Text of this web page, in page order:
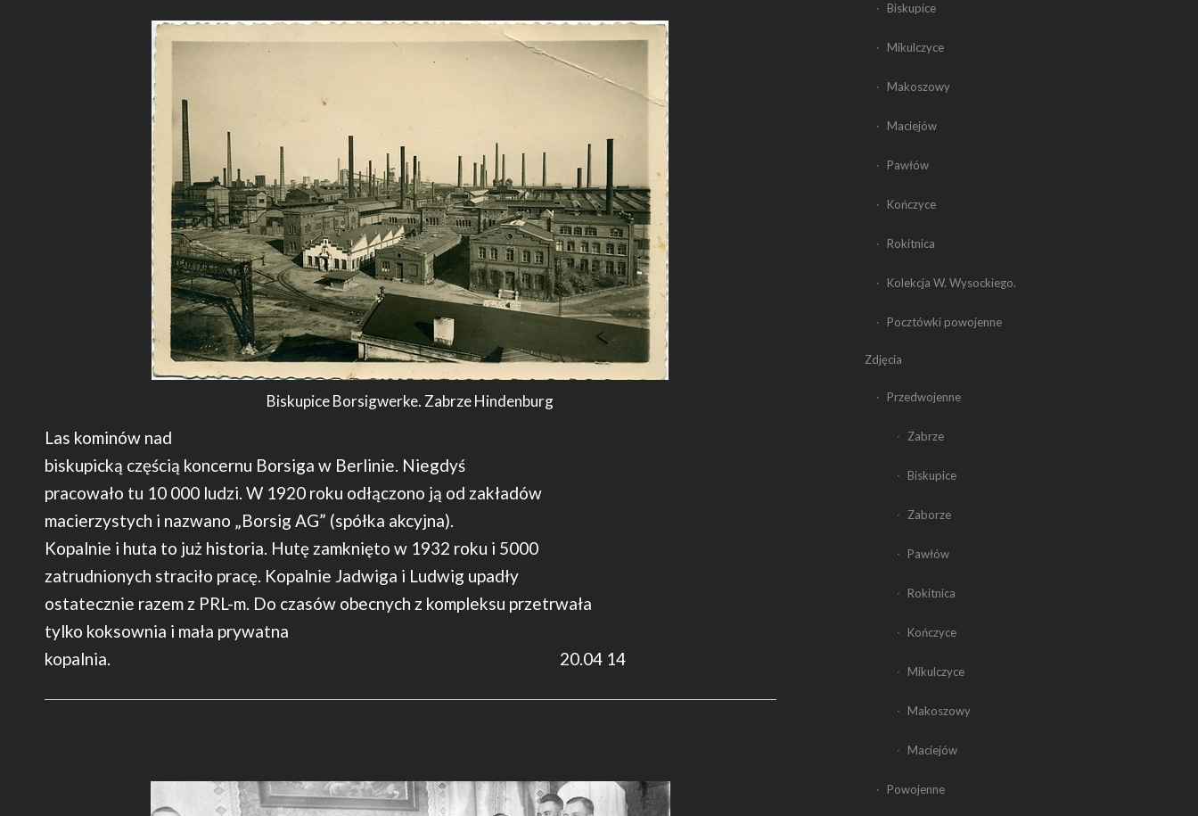
Biskupice Borsigwerke. Zabrze Hindenburg
Las kominów nad
biskupicką częścią koncernu Borsiga w Berlinie. Niegdyś
pracowało tu 10 000 ludzi. W 1920 roku odłączono ją od zakładów
macierzystych i nazwano „Borsig AG” (spółka akcyjna).
Kopalnie i huta to już historia. Hutę zamknięto w 1932 roku i 5000
zatrudnionych straciło pracę. Kopalnie Jadwiga i Ludwig upadły
ostatecznie razem z PRL-m. Do czasów obecnych z kompleksu przetrwała
tylko koksownia i mała prywatna
kopalnia. 20.04 14
Biskupice
Mikulczyce
Makoszowy
Maciejów
Pawłów
Kończyce
Rokitnica
Kolekcja W. Wysockiego.
Pocztówki powojenne
Zdjęcia
Przedwojenne
Zabrze
Biskupice
Zaborze
Pawłów
Rokitnica
Kończyce
Mikulczyce
Makoszowy
Maciejów
Powojenne